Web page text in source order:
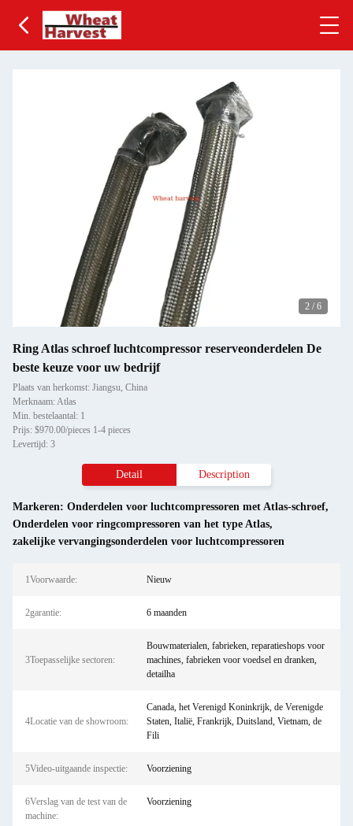
2 / 6
Ring Atlas schroef luchtcompressor reserveonderdelen De
beste keuze voor uw bedrijf
Plaats van herkomst: Jiangsu, China
Merknaam: Atlas
Min. bestelaantal: 1
Prijs: $970.00/pieces 1-4 pieces
Levertijd: 3
Detail Description
Markeren: Onderdelen voor luchtcompressoren met Atlas-schroef,
Onderdelen voor ringcompressoren van het type Atlas,
zakelijke vervangingsonderdelen voor luchtcompressoren
1Voorwaarde: Nieuw
2garantie: 6 maanden
3Toepasselijke sectoren:
Bouwmaterialen, fabrieken, reparatieshops voor
machines, fabrieken voor voedsel en dranken,
detailha
4Locatie van de showroom:
Canada, het Verenigd Koninkrijk, de Verenigde
Staten, Italië, Frankrijk, Duitsland, Vietnam, de
Fili
5Video-uitgaande inspectie: Voorziening
6Verslag van de test van de
machine:
Voorziening